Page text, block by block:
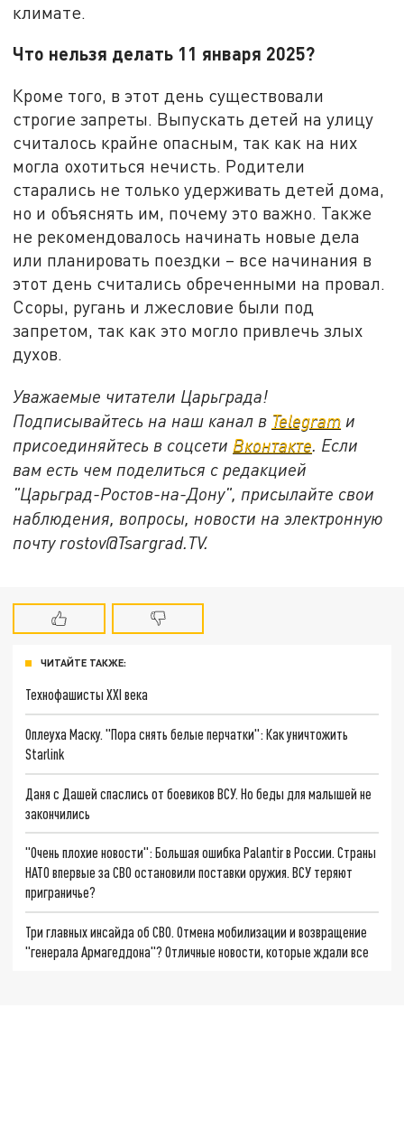
климате.
Что нельзя делать 11 января 2025?
Кроме того, в этот день существовали
строгие запреты. Выпускать детей на улицу
считалось крайне опасным, так как на них
могла охотиться нечисть. Родители
старались не только удерживать детей дома,
но и объяснять им, почему это важно. Также
не рекомендовалось начинать новые дела
или планировать поездки – все начинания в
этот день считались обреченными на провал.
Ссоры, ругань и лжесловие были под
запретом, так как это могло привлечь злых
духов.
Уважаемые читатели Царьграда!
Подписывайтесь на наш канал в Telegram и
присоединяйтесь в соцсети Вконтакте . Если
вам есть чем поделиться с редакцией
"Царьград-Ростов-на-Дону", присылайте свои
наблюдения, вопросы, новости на электронную
почту rostov@Tsargrad.ТV.
ЧИТАЙТЕ ТАКЖЕ:
Технофашисты XXI века
Оплеуха Маску. "Пора снять белые перчатки": Как уничтожить
Starlink
Даня с Дашей спаслись от боевиков ВСУ. Но беды для малышей не
закончились
"Очень плохие новости": Большая ошибка Palantir в России. Страны
НАТО впервые за СВО остановили поставки оружия. ВСУ теряют
приграничье?
Три главных инсайда об СВО. Отмена мобилизации и возвращение
"генерала Армагеддона"? Отличные новости, которые ждали все